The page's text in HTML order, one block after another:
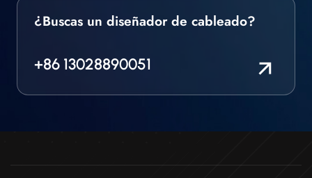
¿Buscas un diseñador de cableado?
+86 13028890051